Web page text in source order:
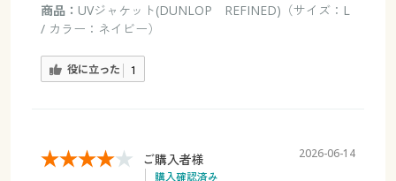
商品： UVジャケット(DUNLOP REFINED)（サイズ：L
/ カラー：ネイビー）
役に立った 1
ご購入者様
購入確認済み
2026-06-14